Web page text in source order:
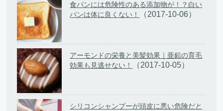
食パンには危険性のある添加物が！？白い
パンは体に良くない！
（2017-10-06）
アーモンドの栄養と美髪効果｜亜鉛の育毛
効果も見逃せない！
（2017-10-05）
シリコンシャンプーが頭皮に悪い危険だと